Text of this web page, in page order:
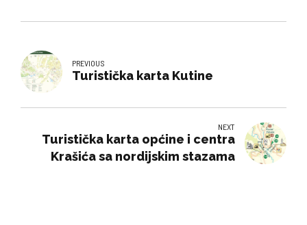
PREVIOUS
Turistička karta Kutine
NEXT
Turistička karta općine i centra
Krašića sa nordijskim stazama